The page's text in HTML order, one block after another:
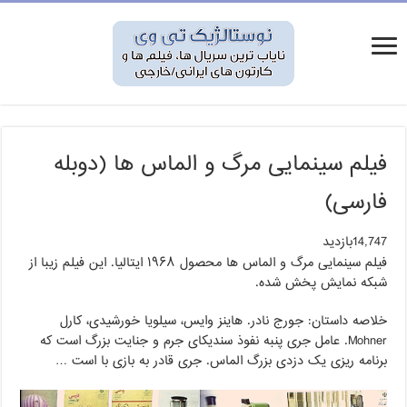
فیلم سینمایی مرگ و الماس ها (دوبله
فارسی)
14,747بازدید
فیلم سینمایی مرگ و الماس ها محصول ۱۹۶۸ ایتالیا. این فیلم زیبا از
شبکه نمایش پخش شده.
خلاصه داستان: جورج نادر. هاینز وایس، سیلویا خورشیدی، کارل
Mohner. عامل جری پنبه نفوذ سندیکای جرم و جنایت بزرگ است که
برنامه ریزی یک دزدی بزرگ الماس. جری قادر به بازی با است …